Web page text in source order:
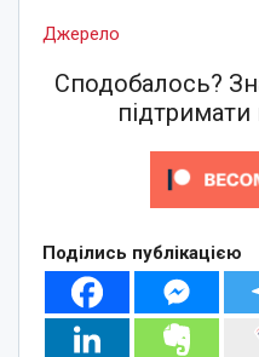
Джерело
Сподобалось?
підтримати
Поділись публікацією